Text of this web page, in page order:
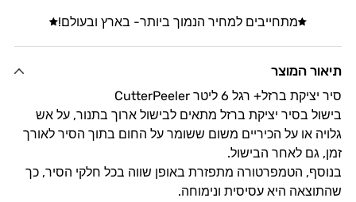
מתחייבים למחיר הנמוך ביותר- בארץ ובעולם!
תיאור המוצר
סיר יציקת ברזל+ רגל 6 ליטר CutterPeeler
בישול בסיר יציקת ברזל מתאים לבישול ארוך בתנור, על אש
גלויה או על הכיריים משום ששומר על החום בתוך הסיר לאורך
זמן, גם לאחר הבישול.
בנוסף, הטמפרטורה מתפזרת באופן שווה בכל חלקי הסיר, כך
שהתוצאה היא עסיסית ונימוחה.